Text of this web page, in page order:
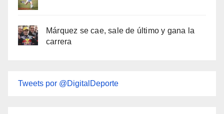
Márquez se cae, sale de último y gana la
carrera
Tweets por @DigitalDeporte